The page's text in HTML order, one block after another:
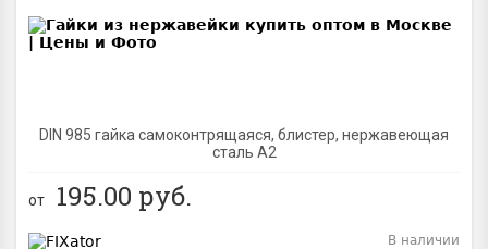
DIN 985 гайка самоконтрящаяся, блистер, нержавеющая
сталь A2
от 195.00 руб.
В наличии